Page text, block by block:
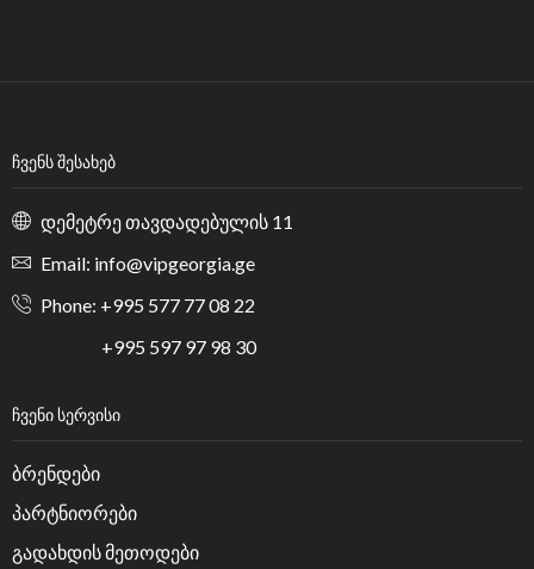
ᲩᲕᲔᲜᲡ ᲨᲔᲡᲐᲮᲔᲑ
დემეტრე თავდადებულის 11
Email: info@vipgeorgia.ge
Phone: +995 577 77 08 22
+995 597 97 98 30
ᲩᲕᲔᲜᲘ ᲡᲔᲠᲕᲘᲡᲘ
ბრენდები
პარტნიორები
გადახდის მეთოდები